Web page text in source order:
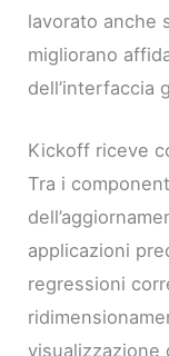
lavorato anche
migliorano
dell’interfaccia
Kickoff riceve
Tra i
applicazioni
regressioni
visualizzazione